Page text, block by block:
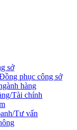
sở
phục công sở
hàng
Tài chính
Tư vấn